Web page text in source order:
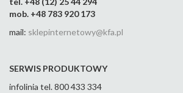
mob. +48 783 920 173
mail: sklepinternetowy@kfa.pl
SERWIS PRODUKTOWY
infolinia tel. 800 433 334